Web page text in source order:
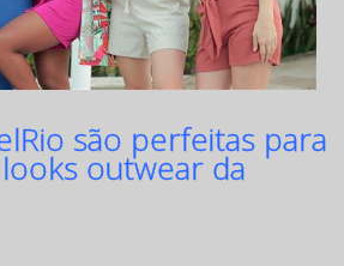
são perfeitas para
outwear da